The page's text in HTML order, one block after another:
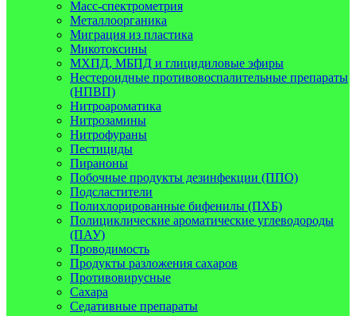
Масс-спектрометрия
Металлоорганика
Миграция из пластика
Микотоксины
МХПД, МБПД и глицидиловые эфиры
Нестероидные противовоспалительные препараты
(НПВП)
Нитроароматика
Нитрозамины
Нитрофураны
Пестициды
Пираноны
Побочные продукты дезинфекции (ППО)
Подсластители
Полихлорированные бифенилы (ПХБ)
Полициклические ароматические углеводороды
(ПАУ)
Проводимость
Продукты разложения сахаров
Противовирусные
Сахара
Седативные препараты